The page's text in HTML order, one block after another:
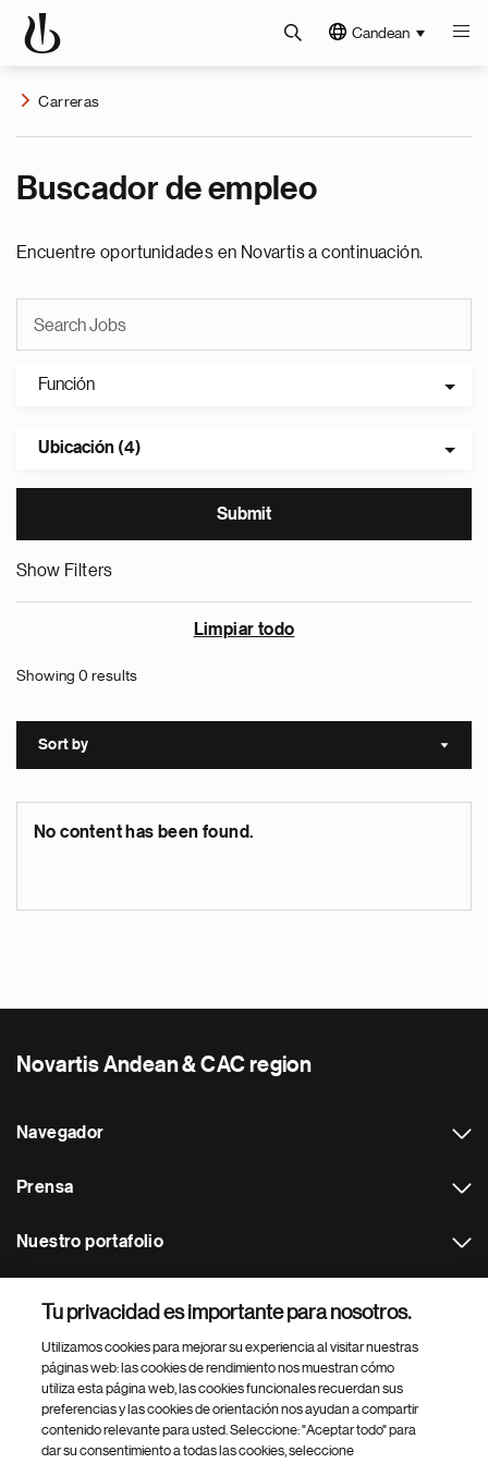
Candean
Carreras
Buscador de empleo
Encuentre oportunidades en Novartis a continuación.
Función
Ubicación (4)
Show Filters
Limpiar todo
Showing 0 results
Sort by Sort
No content has been found.
Novartis Andean & CAC region
Navegador
Prensa
Nuestro portafolio
Footer Site Search
Tu privacidad es importante para nosotros.
Utilizamos cookies para mejorar su experiencia al visitar nuestras
páginas web: las cookies de rendimiento nos muestran cómo
utiliza esta página web, las cookies funcionales recuerdan sus
preferencias y las cookies de orientación nos ayudan a compartir
contenido relevante para usted. Seleccione: "Aceptar todo" para
dar su consentimiento a todas las cookies, seleccione